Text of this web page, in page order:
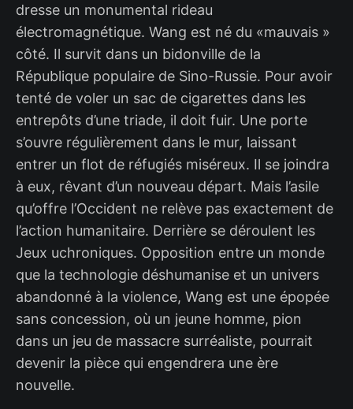
dresse un monumental rideau
électromagnétique. Wang est né du «mauvais »
côté. Il survit dans un bidonville de la
République populaire de Sino-Russie. Pour avoir
tenté de voler un sac de cigarettes dans les
entrepôts d’une triade, il doit fuir. Une porte
s’ouvre régulièrement dans le mur, laissant
entrer un flot de réfugiés miséreux. Il se joindra
à eux, rêvant d’un nouveau départ. Mais l’asile
qu’offre l’Occident ne relève pas exactement de
l’action humanitaire. Derrière se déroulent les
Jeux uchroniques. Opposition entre un monde
que la technologie déshumanise et un univers
abandonné à la violence, Wang est une épopée
sans concession, où un jeune homme, pion
dans un jeu de massacre surréaliste, pourrait
devenir la pièce qui engendrera une ère
nouvelle.